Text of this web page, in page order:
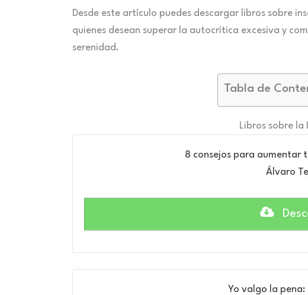
Desde este artículo puedes descargar libros sobre
quienes desean superar la autocrítica excesiva y
serenidad.
Tabla de
Libros sobre la
8 consejos para aumentar
Álvaro
Yo valgo la